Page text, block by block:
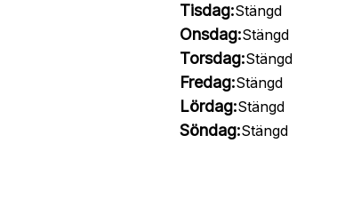
Tisdag:Stängd
Onsdag:Stängd
Torsdag:Stängd
Fredag:Stängd
Lördag:Stängd
Söndag:Stängd